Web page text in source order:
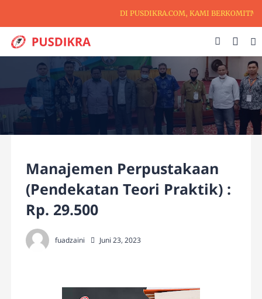
DI PUSDIKRA.COM, KAMI
Manajemen Perpustakaan
(Pendekatan Teori Praktik) :
Rp. 29.500
fuadzaini Juni 23, 2023